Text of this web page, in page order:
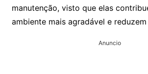
manutenção, visto que elas
ambiente mais agradável e
Anuncio